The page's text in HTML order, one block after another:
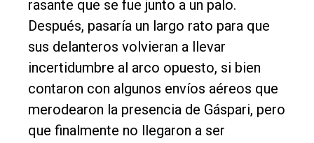
rasante que se fue junto a un palo.
Después, pasaría un largo rato para que
sus delanteros volvieran a llevar
incertidumbre al arco opuesto, si bien
contaron con algunos envíos aéreos que
merodearon la presencia de Gáspari, pero
que finalmente no llegaron a ser